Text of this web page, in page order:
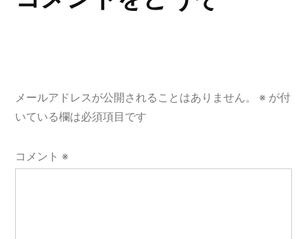
ン
メールアドレスが公開されることはありません。 ※ が付
いている欄は必須項目です
コメント ※